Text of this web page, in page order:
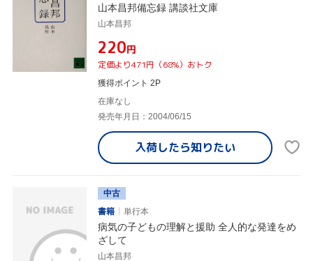
山本昌邦備忘録 講談社文庫
山本昌邦
¥220円
定価より471円（68%）おトク
獲得ポイント 2P
在庫なし
発売年月日：2004/06/15
入荷したら知りたい
中古
書籍
単行本
病気の子どもの理解と援助 全人的な発達をめ
ざして
山本昌邦